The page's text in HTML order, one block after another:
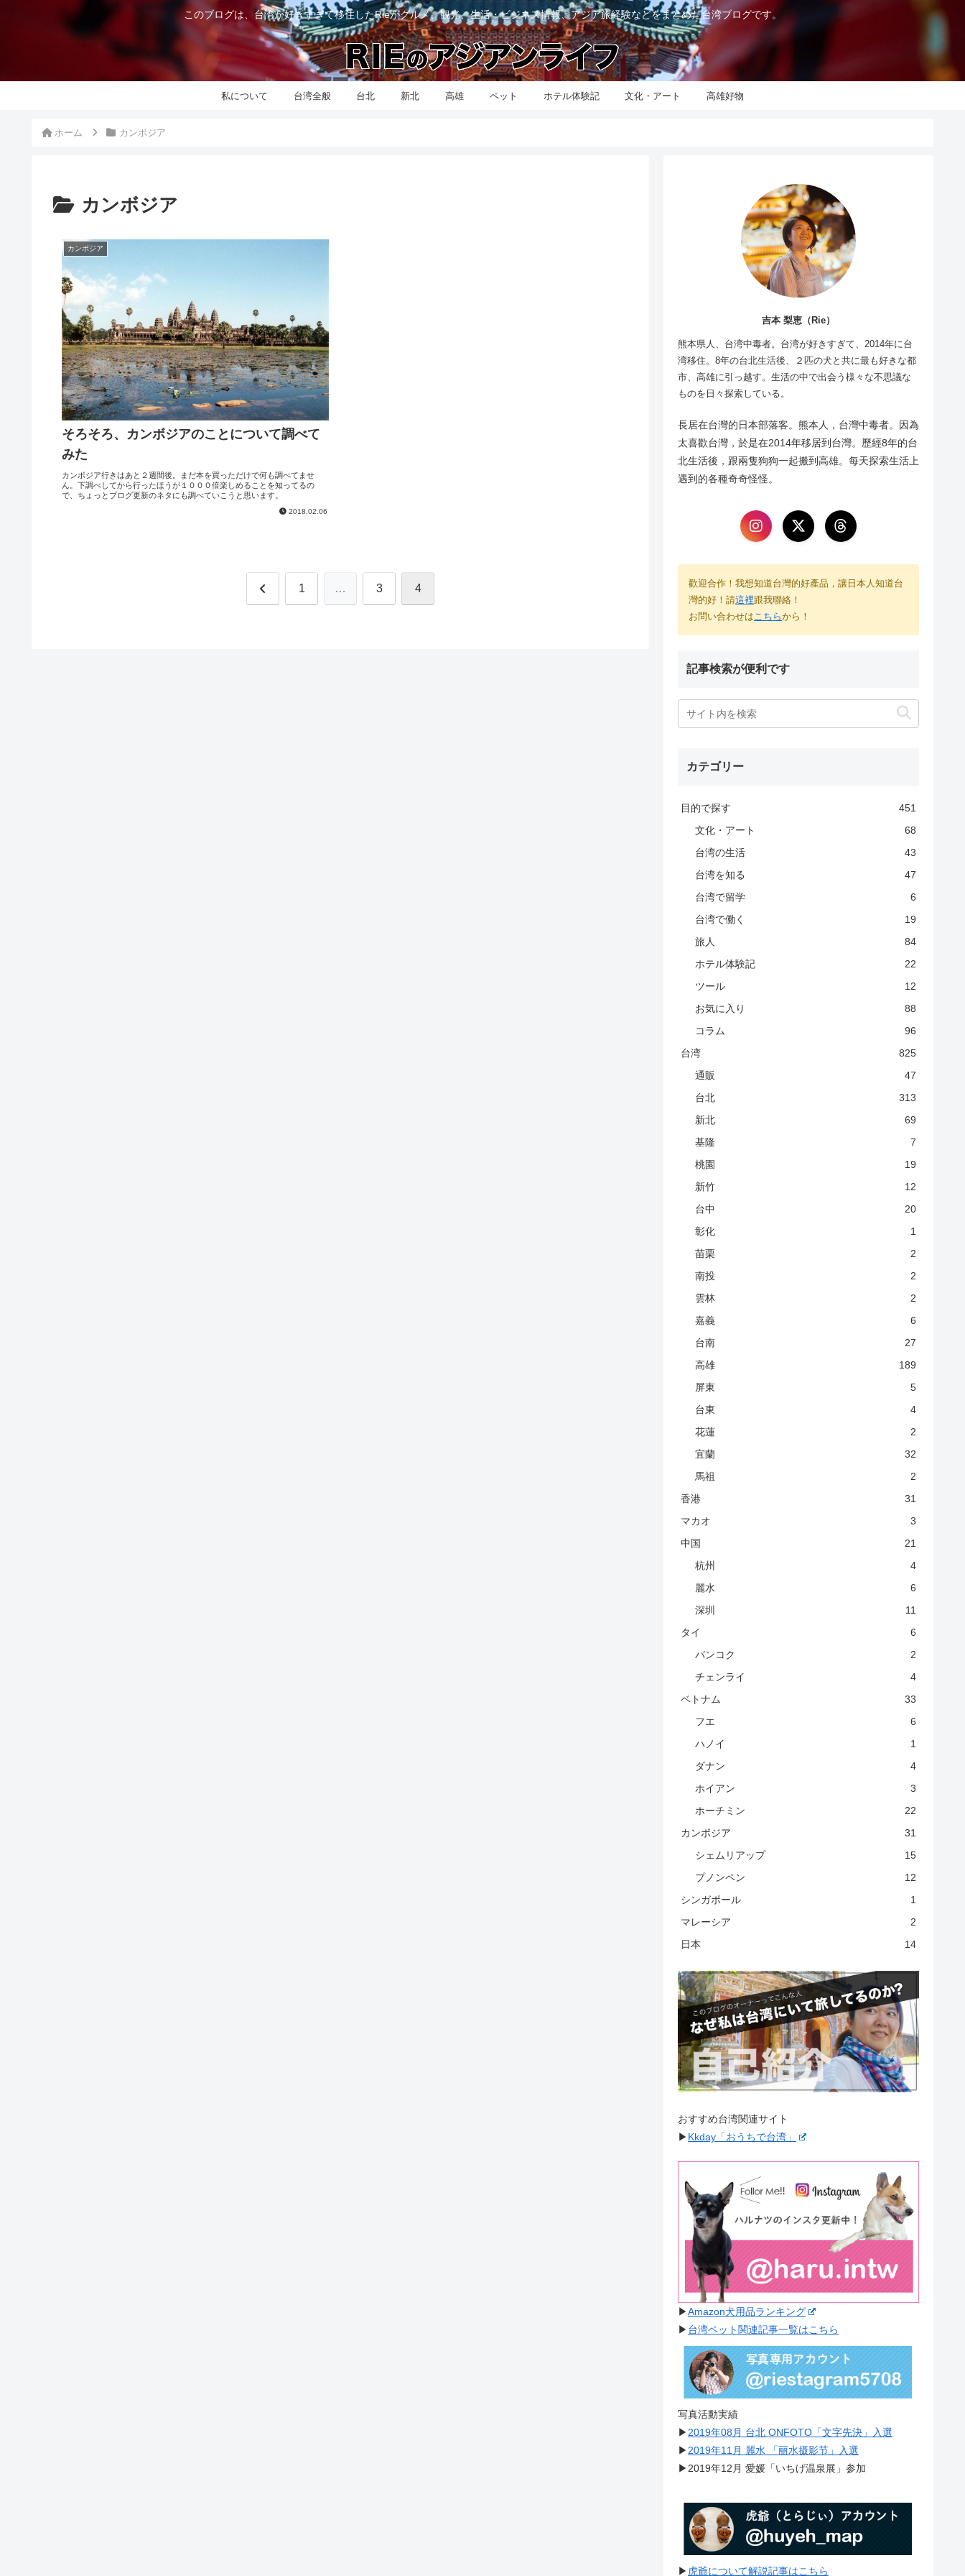
このブログは、台湾が好きすぎて移住したRieがグルメ、観光、生活・ビジネス情報、アジア旅経験などをまとめた台湾ブログです。
私について 台湾全般 台北 新北 高雄 ペット ホテル体験記 文化・アート 高雄好物
ホーム カンボジア
カンボジア
カンボジア
そろそろ、カンボジアのことについて調べて
みた
カンボジア行きはあと２週間後。まだ本を買っただけで何も調べてませ
ん。下調べしてから行ったほうが１０００倍楽しめることを知ってるの
で、ちょっとブログ更新のネタにも調べていこうと思います。
2018.02.06
前 1 … 3 4
吉本 梨恵（Rie）
熊本県人、台湾中毒者。台湾が好きすぎて、2014年に台
湾移住。8年の台北生活後、２匹の犬と共に最も好きな都
市、高雄に引っ越す。生活の中で出会う様々な不思議な
ものを日々探索している。
長居在台灣的日本部落客。熊本人，台灣中毒者。因為
太喜歡台灣，於是在2014年移居到台灣。歷經8年的台
北生活後，跟兩隻狗狗一起搬到高雄。每天探索生活上
遇到的各種奇奇怪怪。
歡迎合作！我想知道台灣的好產品，讓日本人知道台
灣的好！請這裡跟我聯絡！
お問い合わせはこちらから！
記事検索が便利です
カテゴリー
目的で探す
451
文化・アート
68
台湾の生活
43
台湾を知る
47
台湾で留学
6
台湾で働く
19
旅人
84
ホテル体験記
22
ツール
12
お気に入り
88
コラム
96
台湾
825
通販
47
台北
313
新北
69
基隆
7
桃園
19
新竹
12
台中
20
彰化
1
苗栗
2
南投
2
雲林
2
嘉義
6
台南
27
高雄
189
屏東
5
台東
4
花蓮
2
宜蘭
32
馬祖
2
香港
31
マカオ
3
中国
21
杭州
4
麗水
6
深圳
11
タイ
6
バンコク
2
チェンライ
4
ベトナム
33
フエ
6
ハノイ
1
ダナン
4
ホイアン
3
ホーチミン
22
カンボジア
31
シェムリアップ
15
プノンペン
12
シンガポール
1
マレーシア
2
日本
14
おすすめ台湾関連サイト
▶︎ Kkday「おうちで台湾」
▶︎Amazon犬用品ランキング
▶︎ 台湾ペット関連記事一覧はこちら
写真活動実績
▶︎ 2019年08月 台北 ONFOTO「文字先決」入選
▶︎ 2019年11月 麗水 「丽水摄影节」入選
▶︎2019年12月 愛媛「いちげ温泉展」参加
▶︎ 虎爺について解説記事はこちら